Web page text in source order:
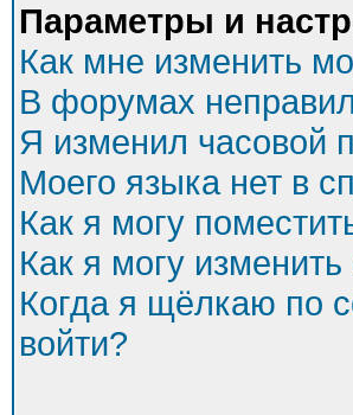
Параметры и
Как мне изменить
В форумах
Я изменил часовой
Моего языка нет в
Как я могу
Как я могу
Когда я щёлкаю по
войти?